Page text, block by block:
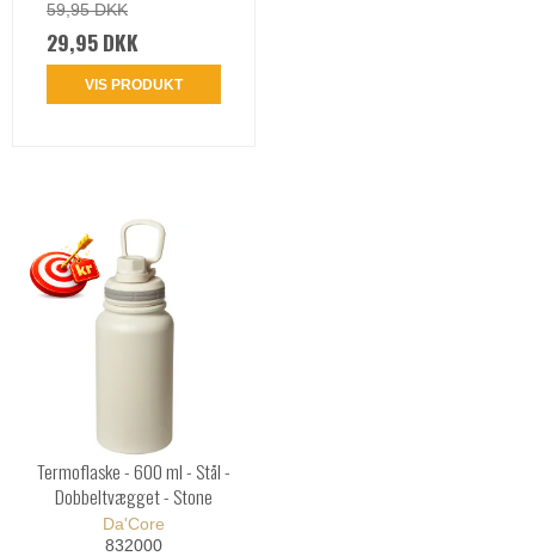
59,95 DKK
29,95 DKK
VIS PRODUKT
Termoflaske - 600 ml - Stål -
Dobbeltvægget - Stone
Da'Core
832000